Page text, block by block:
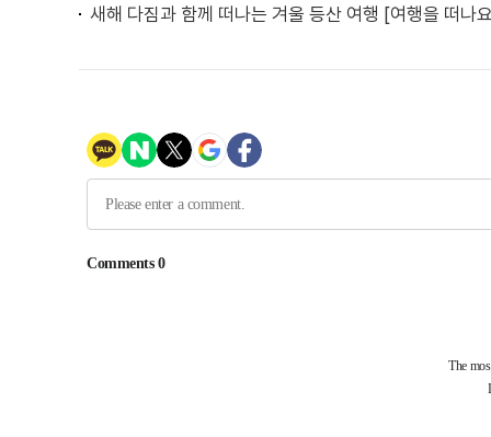
새해 다짐과 함께 떠나는 겨울 등산 여행 [여행을 떠나